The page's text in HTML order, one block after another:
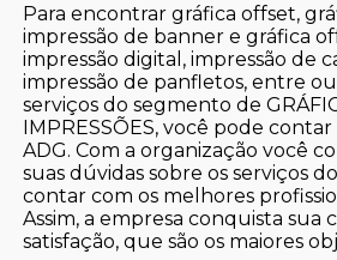
Para encontrar gráfica offset,
impressão de banner e gráfica
impressão digital, impressão de
impressão de panfletos, entre
serviços do segmento de
IMPRESSÕES, você pode
ADG. Com a organização você
suas dúvidas sobre os serviços
contar com os melhores
Assim, a empresa conquista sua
satisfação, que são os maiores